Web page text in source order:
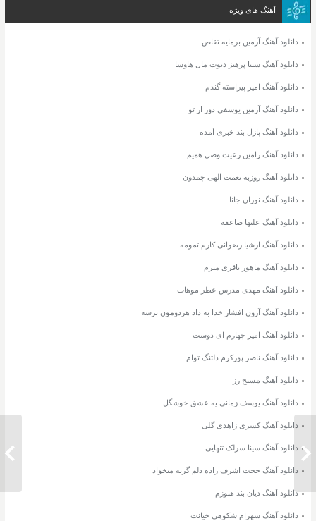
دانلود آهنگ آراز نفس
آهنگ های ویژه
دانلود آهنگ آرمین برمایه تقاص
دانلود آهنگ سینا پرهیز دیوت مال هاوسا
دانلود آهنگ امیر پیراسته گندم
دانلود آهنگ آرمین یوسفی دور از تو
دانلود آهنگ پازل بند خبری آمده
دانلود آهنگ رامین رعیت وصل همیم
دانلود آهنگ روزبه نعمت الهی چمدون
دانلود آهنگ نوران جانا
دانلود آهنگ علیها صاعقه
دانلود آهنگ ارشیا رضوانی کارم تمومه
دانلود آهنگ ماهور باقری میرم
دانلود آهنگ مهدی مدرس عطر موهات
دانلود آهنگ آرون افشار خدا به داد هردومون برسه
دانلود آهنگ امیر چهارم ای دوست
دانلود آهنگ ناصر پورکرم دلتنگ توام
دانلود آهنگ مسیح رز
دانلود آهنگ یوسف زمانی یه عشق خوشگل
دانلود آهنگ کسری زاهدی گلی
دانلود آهنگ سینا سرلک تنهایی
دانلود آهنگ حجت اشرف زاده دلم گریه میخواد
دانلود آهنگ دیان بند هنوزم
دانلود آهنگ شهرام شکوهی خیانت